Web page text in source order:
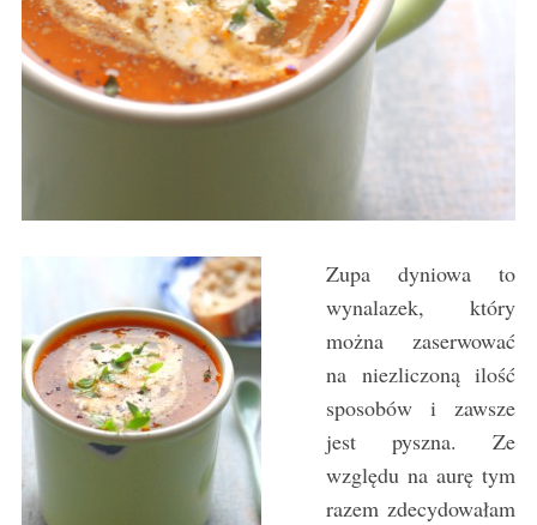
Zupa dyniowa to
wynalazek, który
można zaserwować
na niezliczoną ilość
sposobów i zawsze
jest pyszna. Ze
względu na aurę tym
razem zdecydowałam